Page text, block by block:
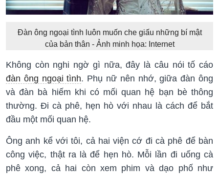
Đàn ông ngoại tình luôn muốn che giấu những bí mật
của bản thân - Ảnh minh họa: Internet
Không còn nghi ngờ gì nữa, đây là câu nói tố cáo
đàn ông ngoại tình. Phụ nữ nên nhớ, giữa đàn ông
và đàn bà hiếm khi có mối quan hệ bạn bè thông
thường. Đi cà phê, hẹn hò với nhau là cách để bắt
đầu một mối quan hệ.
Ông anh kể với tôi, cả hai viện cớ đi cà phê để bàn
công việc, thật ra là để hẹn hò. Mỗi lần đi uống cà
phê xong, cả hai còn xem phim và dạo phố như